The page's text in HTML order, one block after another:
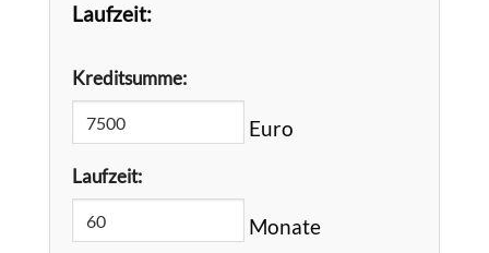
Laufzeit:
Kreditsumme:
Euro
Laufzeit:
Monate